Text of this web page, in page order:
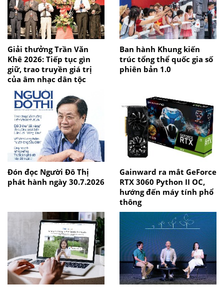
Giải thưởng Trần Văn
Khê 2026: Tiếp tục gìn
giữ, trao truyền giá trị
của âm nhạc dân tộc
Ban hành Khung kiến
trúc tổng thể quốc gia số
phiên bản 1.0
Đón đọc Người Đô Thị
phát hành ngày 30.7.2026
Gainward ra mắt GeForce
RTX 3060 Python II OC,
hướng đến máy tính phổ
thông